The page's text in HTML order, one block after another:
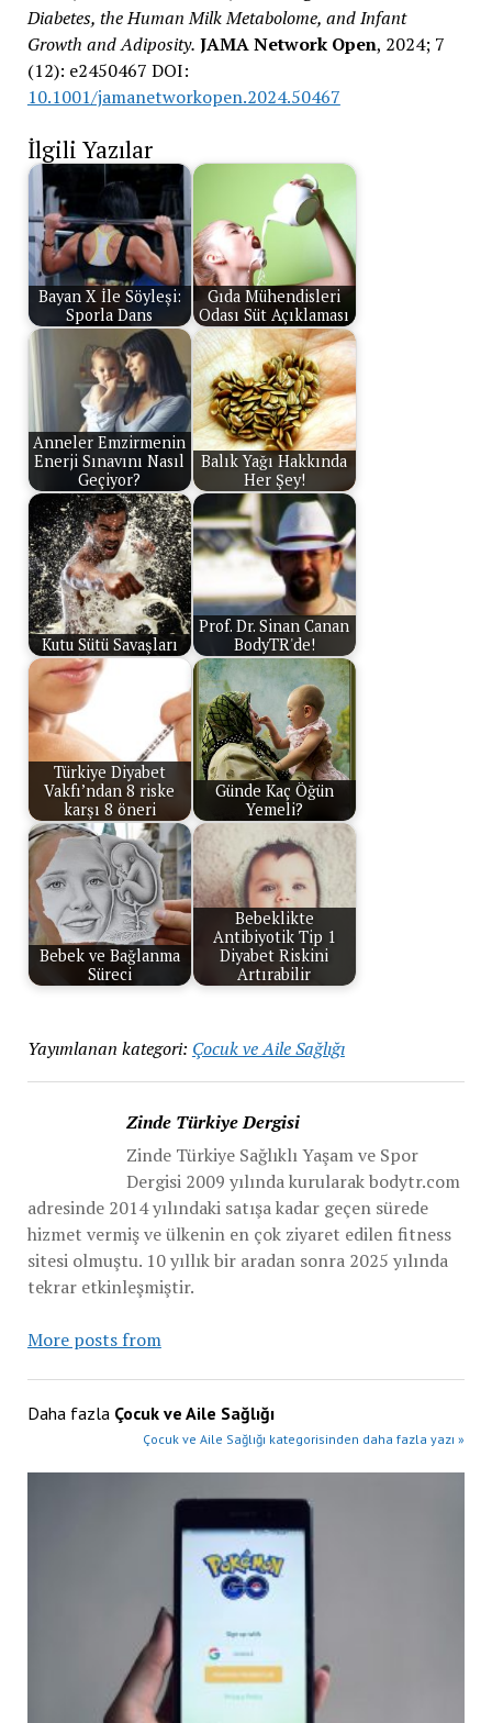
Diabetes, the Human Milk Metabolome, and Infant
Growth and Adiposity. JAMA Network Open, 2024; 7
(12): e2450467 DOI:
10.1001/jamanetworkopen.2024.50467
İlgili Yazılar
Bayan X İle Söyleşi:
Sporla Dans
Gıda Mühendisleri
Odası Süt Açıklaması
Anneler Emzirmenin
Enerji Sınavını Nasıl
Geçiyor?
Balık Yağı Hakkında
Her Şey!
Kutu Sütü Savaşları
Prof. Dr. Sinan Canan
BodyTR'de!
Türkiye Diyabet
Vakfı’ndan 8 riske
karşı 8 öneri
Günde Kaç Öğün
Yemeli?
Bebek ve Bağlanma
Süreci
Bebeklikte
Antibiyotik Tip 1
Diyabet Riskini
Artırabilir
Yayımlanan kategori: Çocuk ve Aile Sağlığı
Zinde Türkiye Dergisi
Zinde Türkiye Sağlıklı Yaşam ve Spor
Dergisi 2009 yılında kurularak bodytr.com
adresinde 2014 yılındaki satışa kadar geçen sürede
hizmet vermiş ve ülkenin en çok ziyaret edilen fitness
sitesi olmuştu. 10 yıllık bir aradan sonra 2025 yılında
tekrar etkinleşmiştir.
More posts from
Daha fazla Çocuk ve Aile Sağlığı
Çocuk ve Aile Sağlığı kategorisinden daha fazla yazı »